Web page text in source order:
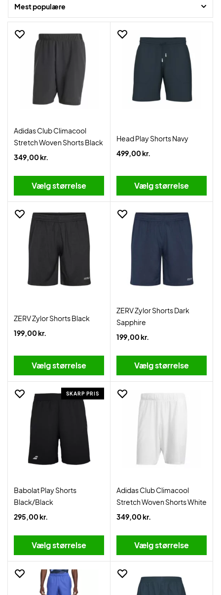
Mest populære
Adidas Club Climacool
Stretch Woven Shorts Black
349,00 kr.
Vælg størrelse
Head Play Shorts Navy
499,00 kr.
Vælg størrelse
ZERV Zylor Shorts Black
199,00 kr.
Vælg størrelse
ZERV Zylor Shorts Dark
Sapphire
199,00 kr.
Vælg størrelse
SKARP PRIS
Babolat Play Shorts
Black/Black
295,00 kr.
Vælg størrelse
Adidas Club Climacool
Stretch Woven Shorts White
349,00 kr.
Vælg størrelse